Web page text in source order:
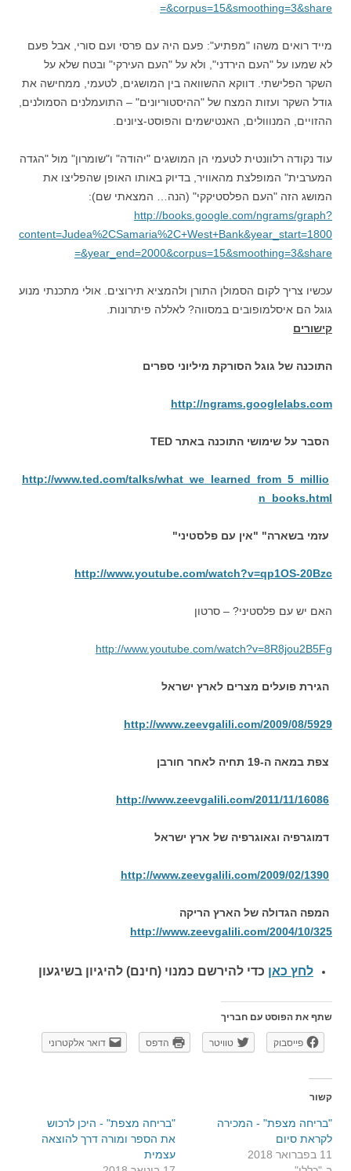
&corpus=15&smoothing=3&share=
מייד רואים משהו "מפתיע": פעם היה עם פרסי ועם סורי, אבל פעם
לא שמעו על "העם הירדני", ולא על "העם העירקי" ובטח שלא על
השקר הפלישתי. דווקא ההשוואה בין המושגים, לטעמי, ממחישה את
גודל השקר ועזות המצח של "ההיסטוריונים" – התועמלנים הסמולנים,
ההזויים, המנווולים, האנטישמים והפוסט-ציונים.
עוד נקודה רלוונטית לטעמי הן המושגים "יהודה" ו"שומרון" מול "הגדה
המערבית" המופלצת מהאוויר, בדיוק באותו האופן שהפליצו את
המושג הזה "העם הפלסטיקקי" (הנה… המצאתי שם):
http://books.google.com/ngrams/graph?
content=Judea%2CSamaria%2C+West+Bank&year_start=1800
&year_end=2000&corpus=15&smoothing=3&share=
עכשיו צריך לקום הסמולן התורן ולהמציא תירוצים. אולי מתכנתי מנוע
גוגל הם איסלמופובים במסווה? לאללה פיתרונות.
קישורים
התוכנה של גוגל הסורקת מיליוני ספרים
http://ngrams.googlelabs.com
הסבר על שימושי התוכנה באתר TED
http://www.ted.com/talks/what_we_learned_from_5_millio
n_books.html
עזמי בשארה" "אין עם פלסטיני"
http://www.youtube.com/watch?v=qp1OS-20Bzc
האם יש עם פלסטיני? – סרטון
http://www.youtube.com/watch?v=8R8jou2B5Fg
הגירת פועלים מצרים לארץ ישראל
http://www.zeevgalili.com/2009/08/5929
צפת במאה ה-19 תחיה לאחר חורבן
http://www.zeevgalili.com/2011/11/16086
דמוגרפיה וגאוגרפיה של ארץ ישראל
http://www.zeevgalili.com/2009/02/1390
המפה הגדולה של הארץ הריקה
http://www.zeevgalili.com/2004/10/325
לחץ כאן כדי להירשם כמנוי (חינם) להיגיון בשיגעון
שתף את הפוסט עם חבריך
פייסבוק טוויטר הדפס דואר אלקטרוני
קשור
"בריחה מצפת" - המכירה
לקראת סיום
11 בפברואר 2018
"בריחה מצפת" - היכן לרכוש
את הספר ומורה דרך להוצאה
עצמית